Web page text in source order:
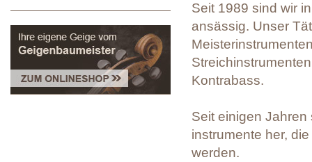
Seit 1989 sind wir
ansässig. Unser
Kontrabass.
Seit einigen
instrumente her,
werden.